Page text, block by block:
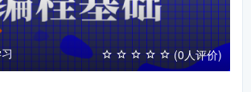
(0人评价)